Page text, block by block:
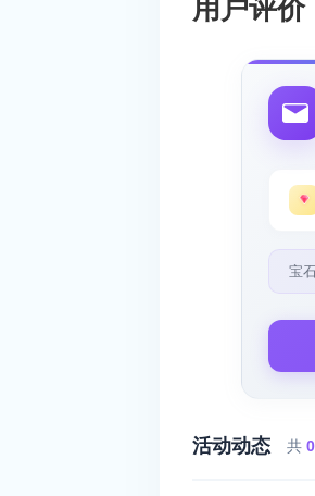
用户评价
宝
活动动态 共 0